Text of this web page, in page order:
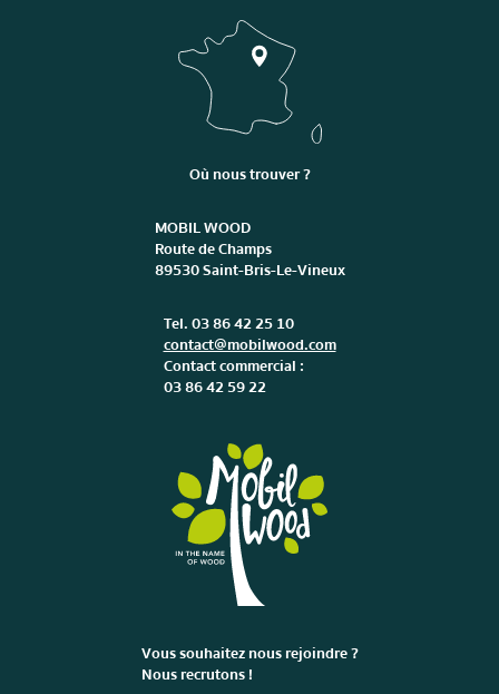
Où nous trouver ?
MOBIL WOOD
Route de Champs
89530 Saint-Bris-Le-Vineux
Tel. 03 86 42 25 10
contact@mobilwood.com
Contact commercial :
03 86 42 59 22
Vous souhaitez nous rejoindre ?
Nous recrutons !